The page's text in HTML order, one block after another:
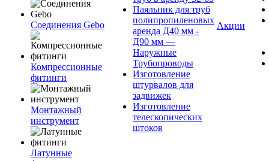
Соединения Gebo
Компрессионные
фитинги
Монтажный
инструмент
Латунные
Паяльник для труб
полипропиленовых
аренда Д40 мм -
Д90 мм —
Наружные
Трубопроводы
Изготовление
штурвалов для
задвижек
Изготовление
телескопических
штоков
Акции